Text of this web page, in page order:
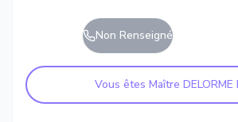
Non Renseigné
Vous êtes Maître DELORME